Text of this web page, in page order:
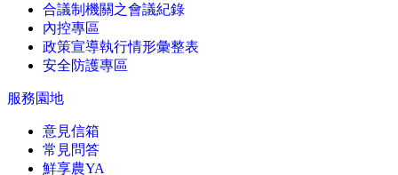
合議制機關之會議紀錄
內控專區
政策宣導執行情形彙整表
安全防護專區
服務園地
意見信箱
常見問答
鮮享農YA